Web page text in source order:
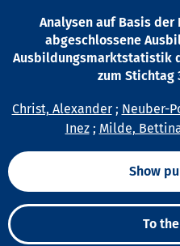
Analysen auf Basis der
abgeschlossene
Ausbildungsmarktstatistik
zum Stichtag
Christ, Alexander; Neuber-
Inez; Milde,
Show
To